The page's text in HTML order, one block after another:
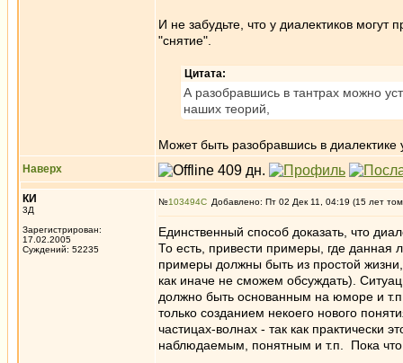
И не забудьте, что у диалектиков
"снятие".
Цитата:
А разобравшись в тантрах можно
наших теорий,
Может быть разобравшись в
Наверх
КИ
3Д
Зарегистрирован:
17.02.2005
Суждений: 52235
№103494 Добавлено: Пт 02 Дек 11, 04:19 (15 лет
Единственный способ доказать, что
То есть, привести примеры, где данная
примеры должны быть из простой
как иначе не сможем обсуждать).
должно быть основанным на юморе и
только созданием некоего нового
частицах-волнах - так как практически
наблюдаемым, понятным и т.п. Пока